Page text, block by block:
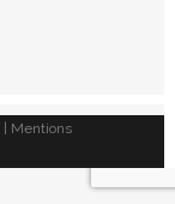
| Mentions